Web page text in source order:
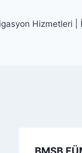
Hizmetleri |